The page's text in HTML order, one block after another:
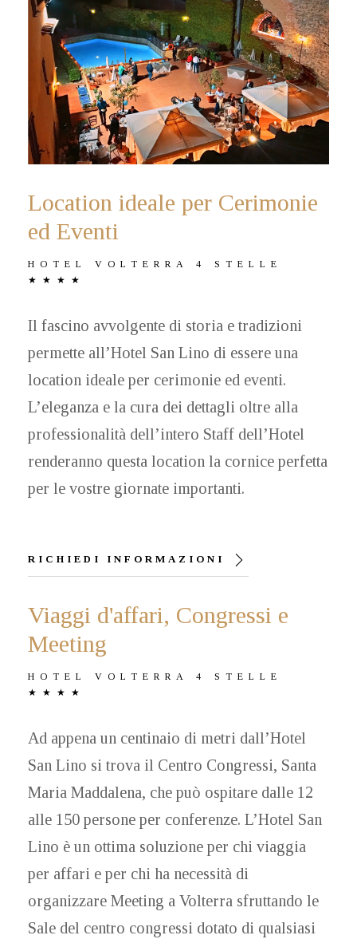
Location ideale per Cerimonie
ed Eventi
HOTEL VOLTERRA 4 STELLE
★★★★
Il fascino avvolgente di storia e tradizioni
permette all’Hotel San Lino di essere una
location ideale per cerimonie ed eventi.
L’eleganza e la cura dei dettagli oltre alla
professionalità dell’intero Staff dell’Hotel
renderanno questa location la cornice perfetta
per le vostre giornate importanti.
RICHIEDI INFORMAZIONI
Viaggi d'affari, Congressi e
Meeting
HOTEL VOLTERRA 4 STELLE
★★★★
Ad appena un centinaio di metri dall’Hotel
San Lino si trova il Centro Congressi, Santa
Maria Maddalena, che può ospitare dalle 12
alle 150 persone per conferenze. L’Hotel San
Lino è un ottima soluzione per chi viaggia
per affari e per chi ha necessità di
organizzare Meeting a Volterra sfruttando le
Sale del centro congressi dotato di qualsiasi